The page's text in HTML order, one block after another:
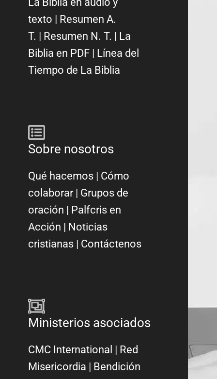
texto
Resumen A.
T.
Resumen N. T.
La
Biblia en PDF
Línea del
Tiempo de La Biblia
Sobre nosotros
Qué hacemos | Cómo
colaborar| Grupos de
oración | Palfcris en
Acción | Noticias
cristianas | Contáctenos
Ministerios asociados
CMC International | Red
Misericordia | Bendición